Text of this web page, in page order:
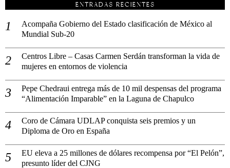
ENTRADAS RECIENTES
Acompaña Gobierno del Estado clasificación de México al
Mundial Sub-20
Centros Libre – Casas Carmen Serdán transforman la vida de
mujeres en entornos de violencia
Pepe Chedraui entrega más de 10 mil despensas del programa
“Alimentación Imparable” en la Laguna de Chapulco
Coro de Cámara UDLAP conquista seis premios y un
Diploma de Oro en España
EU eleva a 25 millones de dólares recompensa por “El Pelón”,
presunto líder del CJNG